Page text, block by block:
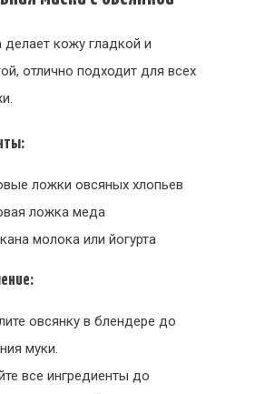
делает кожу гладкой и
отлично подходит для всех
ложки овсяных хлопьев
ложка меда
молока или йогурта
овсянку в блендере до
муки.
все ингредиенты до